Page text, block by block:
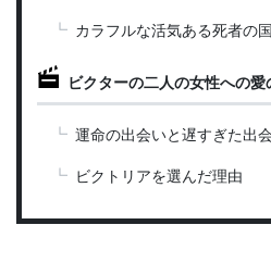
カラフルな活気ある死者の国
ビクターの二人の女性への
運命の出会いと遅すぎた出
ビクトリアを選んだ理由